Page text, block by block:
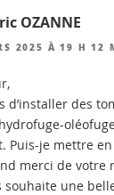
OZANNE
2025 À 19 H 12
d’installer des
hydrofuge-
Puis-je mettre
merci de votre
souhaite une